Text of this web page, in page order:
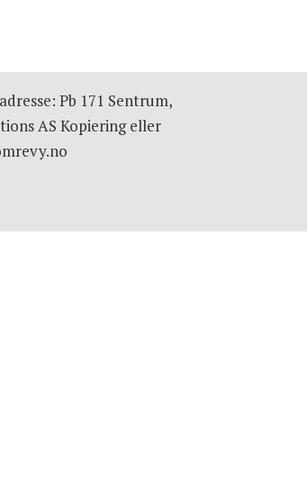
Pb 171 Sentrum,
AS Kopiering eller